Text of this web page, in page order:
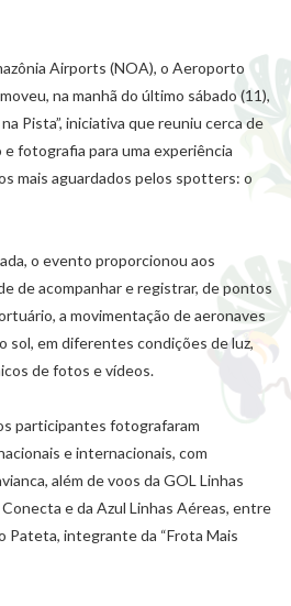
Airports (NOA), o Aeroporto
na manhã do último sábado (11),
Pista”, iniciativa que reuniu cerca de
e fotografia para uma experiência
mais aguardados pelos spotters: o
o evento proporcionou aos
de acompanhar e registrar, de pontos
a movimentação de aeronaves
sol, em diferentes condições de luz,
de fotos e vídeos.
participantes fotografaram
e internacionais, com
além de voos da GOL Linhas
e da Azul Linhas Aéreas, entre
Pateta, integrante da “Frota Mais